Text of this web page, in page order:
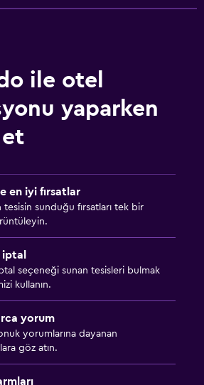
ile otel
yaparken
en iyi fırsatlar
sunduğu fırsatları tek bir
seçeneği sunan tesisleri bulmak
kullanın.
yorum
yorumlarına dayanan
göz atın.